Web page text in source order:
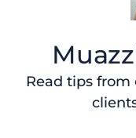
Read tips from